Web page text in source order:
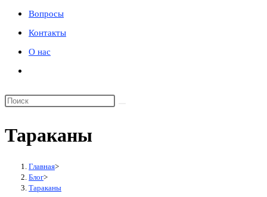
Вопросы
Контакты
О нас
по
сайту
Тараканы
Главная>
Блог>
Тараканы